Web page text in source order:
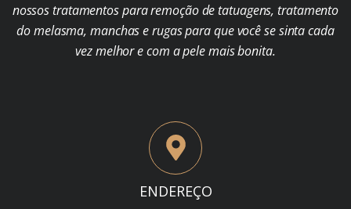
nossos tratamentos para remoção de tatuagens, tratamento
do melasma, manchas e rugas para que você se sinta cada
vez melhor e com a pele mais bonita.
ENDEREÇO